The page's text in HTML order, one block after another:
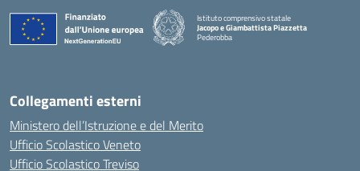
Istituto comprensivo statale
Jacopo e Giambattista Piazzetta
Pederobba
Collegamenti esterni
Ministero dell’Istruzione e del Merito
Ufficio Scolastico Veneto
Ufficio Scolastico Treviso